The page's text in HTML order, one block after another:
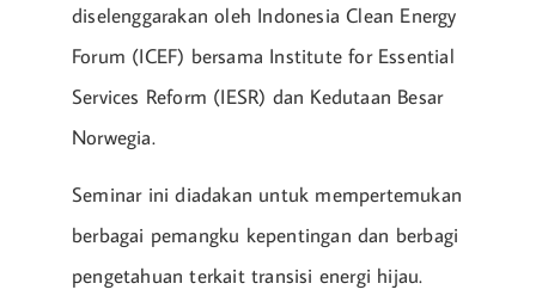
diselenggarakan oleh Indonesia Clean Energy
Forum (ICEF) bersama Institute for Essential
Services Reform (IESR) dan Kedutaan Besar
Norwegia.
Seminar ini diadakan untuk mempertemukan
berbagai pemangku kepentingan dan berbagi
pengetahuan terkait transisi energi hijau.